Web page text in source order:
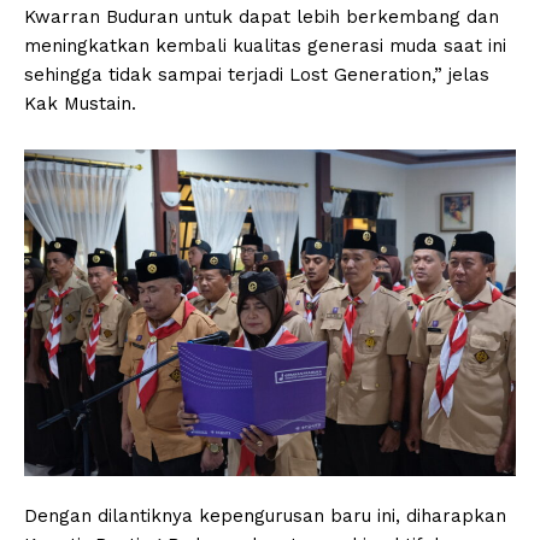
Kwarran Buduran untuk dapat lebih berkembang dan
meningkatkan kembali kualitas generasi muda saat ini
sehingga tidak sampai terjadi Lost Generation,” jelas
Kak Mustain.
Dengan dilantiknya kepengurusan baru ini, diharapkan